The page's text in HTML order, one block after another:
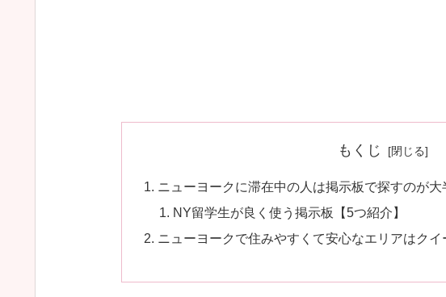
もくじ
ニューヨークに滞在中の人は掲示板で探すのが大
NY留学生が良く使う掲示板【5つ紹介】
ニューヨークで住みやすくて安心なエリアはクイ